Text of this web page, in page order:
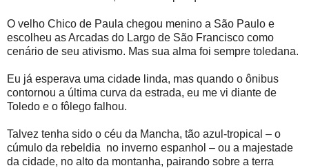
O velho Chico de Paula chegou menino a São Paulo e
escolheu as Arcadas do Largo de São Francisco como
cenário de seu ativismo. Mas sua alma foi sempre toledana.
Eu já esperava uma cidade linda, mas quando o ônibus
contornou a última curva da estrada, eu me vi diante de
Toledo e o fôlego falhou.
Talvez tenha sido o céu da Mancha, tão azul-tropical – o
cúmulo da rebeldia no inverno espanhol – ou a majestade
da cidade, no alto da montanha, pairando sobre a terra